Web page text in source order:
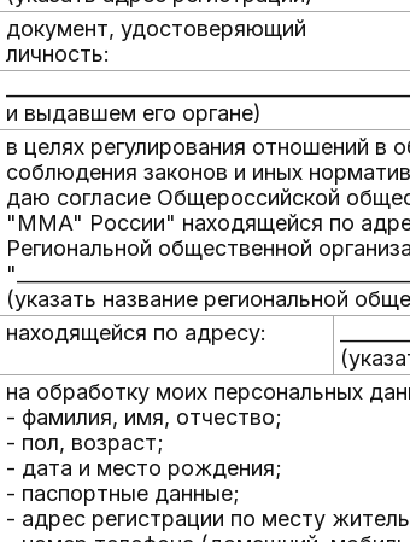
документ, удостоверяющий
личность:
и выдавшем его органе)
в целях регулирования отношений в
соблюдения законов и иных
даю согласие Общероссийской
"MMA" России" находящейся по
Региональной общественной
(указать название региональной
находящейся по адресу:
на обработку моих персональных
- фамилия, имя, отчество;
- пол, возраст;
- дата и место рождения;
- паспортные данные;
- адрес регистрации по месту